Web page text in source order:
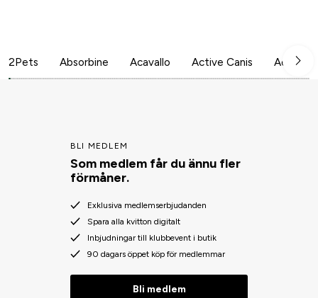
2Pets Absorbine Acavallo Active Canis Aesculap
BLI MEDLEM
Som medlem får du ännu fler
förmåner.
Exklusiva medlemserbjudanden
Spara alla kvitton digitalt
Inbjudningar till klubbevent i butik
90 dagars öppet köp för medlemmar
Bli medlem